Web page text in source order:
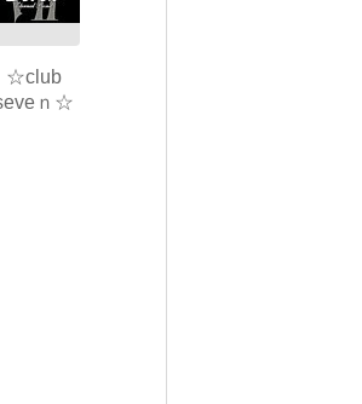
☆club
ｎ☆